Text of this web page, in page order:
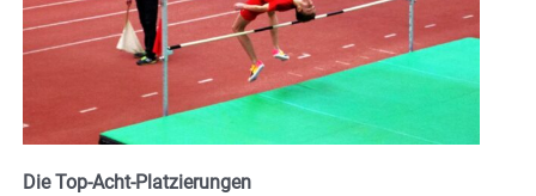
Die Top-Acht-Platzierungen